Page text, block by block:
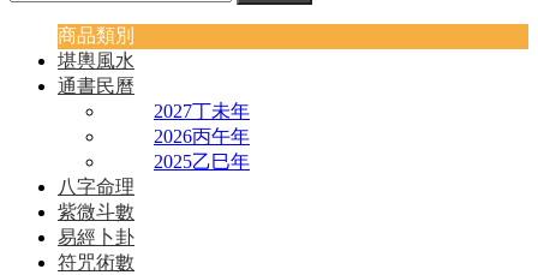
商品類別
堪輿風水
通書民曆
2027丁未年
2026丙午年
2025乙巳年
八字命理
紫微斗數
易經卜卦
符咒術數